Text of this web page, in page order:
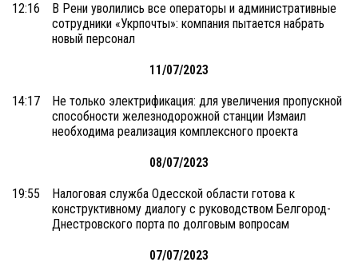
12:16
В Рени уволились все операторы и административные
сотрудники «Укрпочты»: компания пытается набрать
новый персонал
11/07/2023
14:17
Не только электрификация: для увеличения пропускной
способности железнодорожной станции Измаил
необходима реализация комплексного проекта
08/07/2023
19:55
Налоговая служба Одесской области готова к
конструктивному диалогу с руководством Белгород-
Днестровского порта по долговым вопросам
07/07/2023